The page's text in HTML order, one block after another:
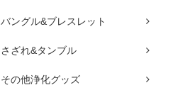
バングル&ブレスレット
さざれ&タンブル
その他浄化グッズ